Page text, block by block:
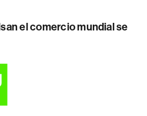
el comercio mundial se